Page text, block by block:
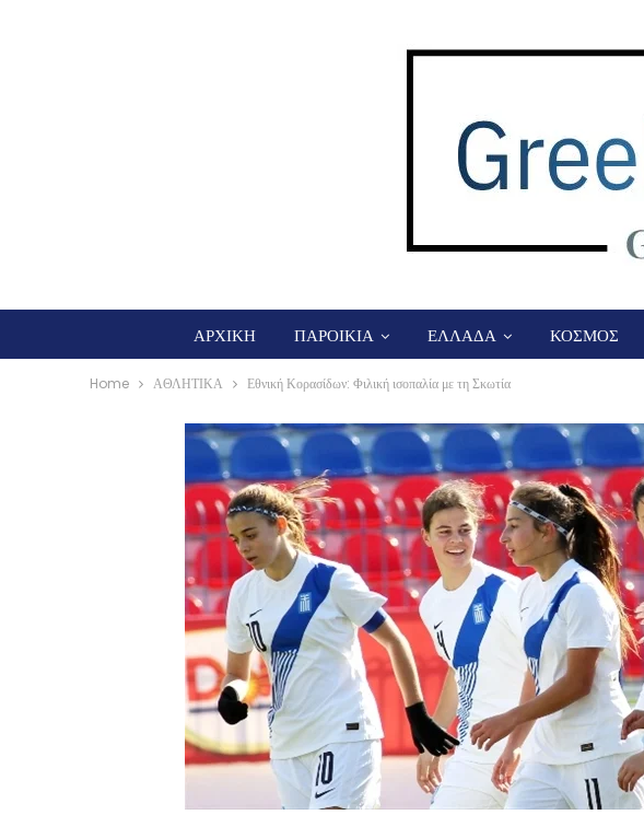
ΑΡΧΙΚΗ ΠΑΡΟΙΚΙΑ ΕΛΛΑΔΑ ΚΟΣΜΟΣ
Home ΑΘΛΗΤΙΚΑ Εθνική Κορασίδων: Φιλική ισοπαλία με τη Σκωτία